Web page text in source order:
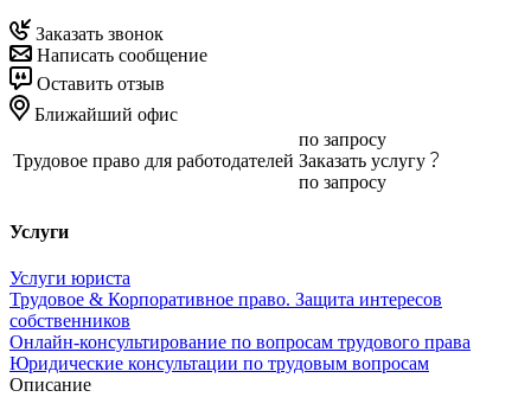
Заказать звонок
Написать сообщение
Оставить отзыв
Ближайший офис
Трудовое право для работодателей
по запросу
Заказать услугу
по запросу
Услуги
Услуги юриста
Трудовое & Корпоративное право. Защита интересов
собственников
Онлайн-консультирование по вопросам трудового права
Юридические консультации по трудовым вопросам
Описание